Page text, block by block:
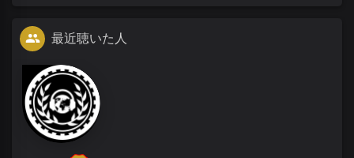
最近聴いた人